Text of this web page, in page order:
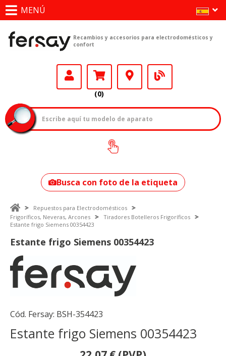
MENÚ
Recambios y accesorios para electrodomésticos y
confort
(0)
¿Cómo encontrar
tu modelo?
Busca con foto de la etiqueta
Repuestos para Electrodomésticos
Frigoríficos, Neveras, Arcones
Tiradores Botelleros Frigoríficos
Estante frigo Siemens 00354423
Estante frigo Siemens 00354423
Cód. Fersay: BSH-354423
Estante frigo Siemens 00354423